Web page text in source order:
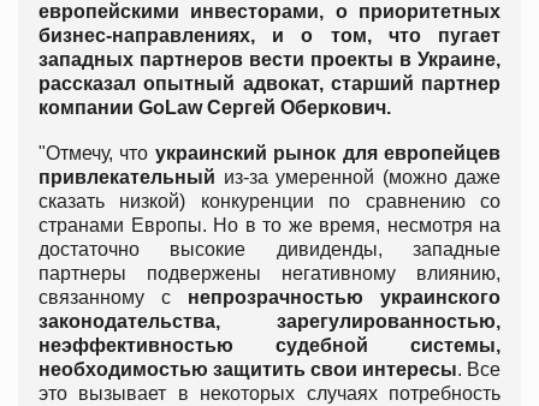
европейскими инвесторами, о приоритетных
бизнес-направлениях, и о том, что пугает
западных партнеров вести проекты в Украине,
рассказал опытный адвокат, старший партнер
компании GoLaw Сергей Оберкович.
"Отмечу, что украинский рынок для европейцев
привлекательный из-за умеренной (можно даже
сказать низкой) конкуренции по сравнению со
странами Европы. Но в то же время, несмотря на
достаточно высокие дивиденды, западные
партнеры подвержены негативному влиянию,
связанному с непрозрачностью украинского
законодательства, зарегулированностью,
неэффективностью судебной системы,
необходимостью защитить свои интересы. Все
это вызывает в некоторых случаях потребность